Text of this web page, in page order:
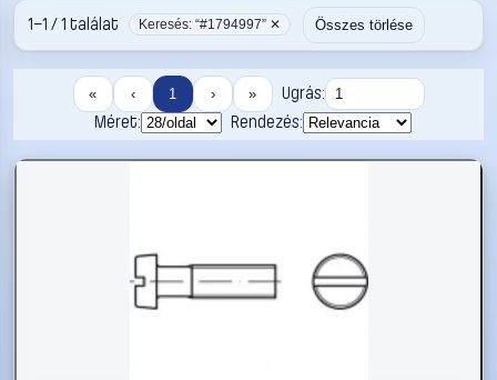
1–1 / 1 találat Keresés: “#1794997” ✕ Összes törlése
« ‹ 1 › »
Ugrás:
Méret:
Rendezés: